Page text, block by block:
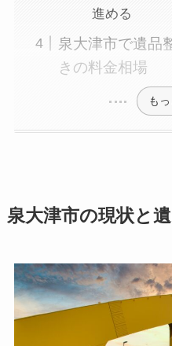
進める
泉大津市で遺品
きの料金相場
も
泉大津市の現状と